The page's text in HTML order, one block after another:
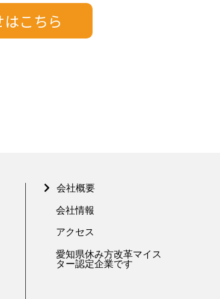
会社概要
会社情報
アクセス
愛知県休み方改革マイス
ター認定企業です